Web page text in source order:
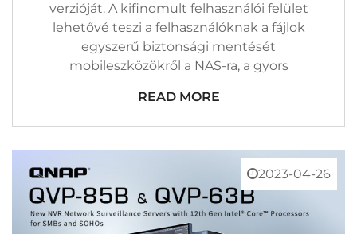
verzióját. A kifinomult felhasználói felület
lehetővé teszi a felhasználóknak a fájlok
egyszerű biztonsági mentését
mobileszközökről a NAS-ra, a gyors
READ MORE
2023-04-26